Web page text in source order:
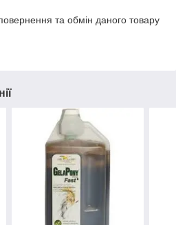
та обмін даного товару